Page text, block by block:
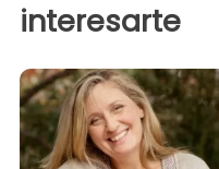
interesarte